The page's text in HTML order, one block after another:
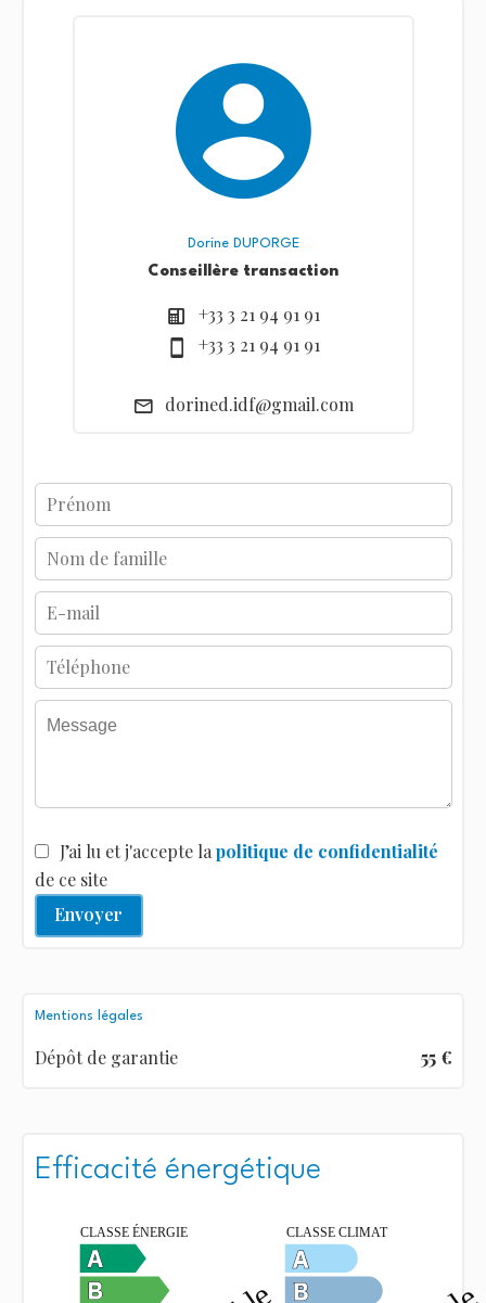
Dorine DUPORGE
Conseillère transaction
+33 3 21 94 91 91
+33 3 21 94 91 91
dorined.idf@gmail.com
J’ai lu et j'accepte la politique de confidentialité
de ce site
Envoyer
Mentions légales
Dépôt de garantie 55 €
Efficacité énergétique